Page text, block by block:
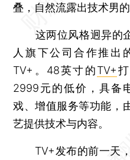
叠，自然流露出技术男的
这两位风格迥异的企
人旗下公司合作推出
TV+。48英寸的TV+
2999元的低价，具备
戏、增值服务等功能，
艺提供技术与内容。
TV+发布的前一天，